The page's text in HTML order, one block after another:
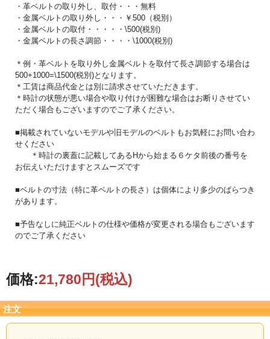
・革ベルトの取り外し、取付・・・無料
・金属ベルトの取り外し・・・￥500（税別）
・金属ベルトの取付・・・・・\500(税別)
・金属ベルトの長さ調節・・・・\1000(税別)
＊例・革ベルトを取り外し金属ベルトを取付て長さ調節する場合は
500+1000=\1500(税別)となります。
＊工賃は商品代金とは別に請求させていただきます。
＊時計の状態が悪い場合や取り付けが困難な場合はお断りさせてい
ただく場合もございますのでご了承ください。
■掲載されていないモデルや旧モデルのベルトもお気軽にお問い合わ
せください
＊時計の裏蓋に記載してあるHから始まる６ケタ前後の番号を
お伝えいただけますとスムーズです
■ベルトの寸法（特に革ベルトの長さ）は個体により多少のばらつき
があります。
■予告なしに純正ベルトの仕様や価格が変更される場合もございます
のでご了承ください
価格:21,780円(税込)
注文